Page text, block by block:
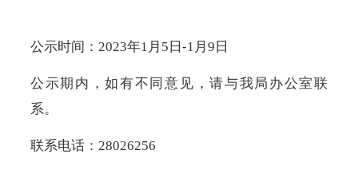
公示时间： 2023年1月5日-1月9日
公示期内，如有不同意见，请与我局办公室联
系。
联系电话： 28026256